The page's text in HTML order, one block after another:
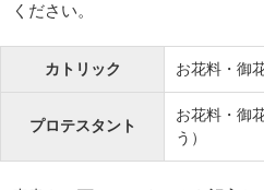
ください。
カトリック お花料・御
プロテスタント
お花料・御
う）